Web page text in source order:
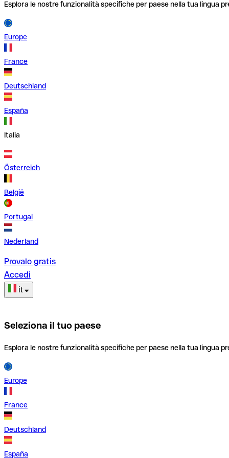
Esplora le nostre funzionalità specifiche per paese nella tua lingua
Europe
France
Deutschland
España
Italia
Österreich
België
Portugal
Nederland
Provalo gratis
Accedi
it
Seleziona il tuo paese
Esplora le nostre funzionalità specifiche per paese nella tua lingua
Europe
France
Deutschland
España